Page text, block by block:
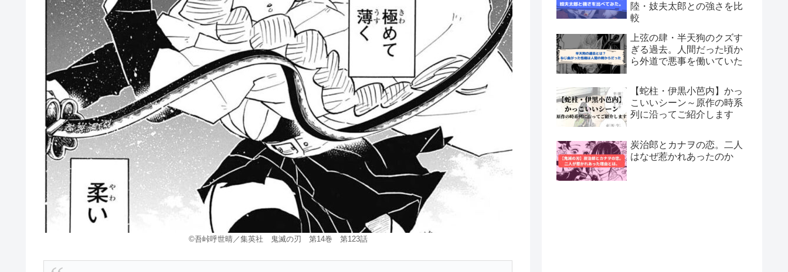
©吾峠呼世晴／集英社 鬼滅の刃 第14巻 第123話
陸・妓夫太郎との強さを比
較
上弦の肆・半天狗のクズす
ぎる過去。人間だった頃か
ら外道で悪事を働いていた
【蛇柱・伊黒小芭内】かっ
こいいシーン～原作の時系
列に沿ってご紹介します
炭治郎とカナヲの恋。二人
はなぜ惹かれあったのか